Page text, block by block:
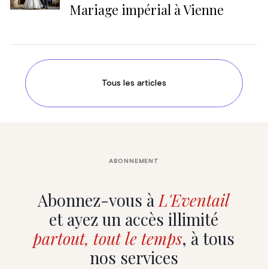
Mariage impérial à Vienne
Tous les articles
Abonnez-vous àL'Eventail
et ayez un accès illimité
partout, tout le temps, à tous
nos services
ABONNEMENT